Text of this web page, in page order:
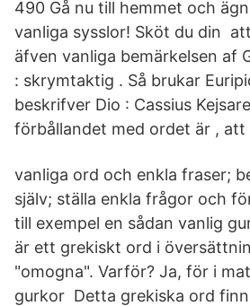
490 Gå nu till hemmet och
vanliga sysslor! Sköt du din
äfven vanliga bemärkelsen af
: skrymtaktig . Så brukar
beskrifver Dio : Cassius
förbållandet med ordet är , att
vanliga ord och enkla fraser;
själv; ställa enkla frågor och
till exempel en sådan vanlig
är ett grekiskt ord i
"omogna". Varför? Ja, för i
gurkor Detta grekiska ord